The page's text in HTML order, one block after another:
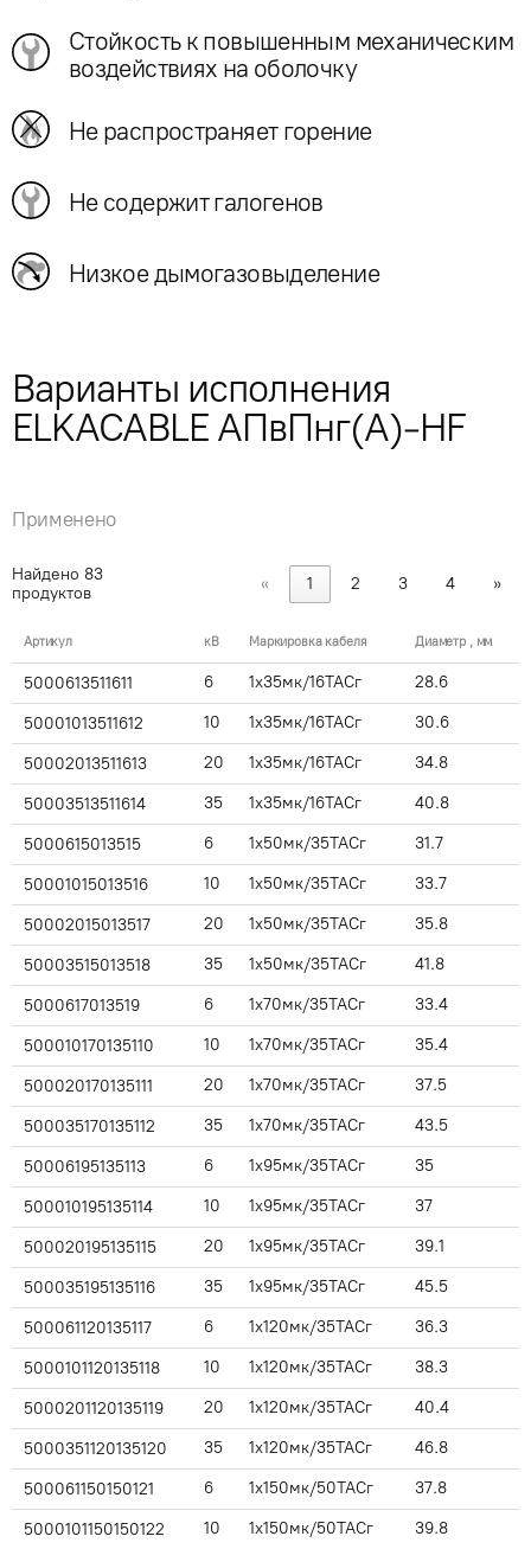
Стойкость к повышенным механическим
воздействиях на оболочку
Не распространяет горение
Не содержит галогенов
Низкое дымогазовыделение
Варианты исполнения
ELKACABLE АПвПнг(А)-HF
Применено
Найдено 83
продуктов
« 1 2 3 4 »
Артикул кВ Маркировка кабеля Диаметр , мм
5000613511611 6 1x35мк/16ТАСг 28.6
50001013511612 10 1x35мк/16ТАСг 30.6
50002013511613 20 1x35мк/16ТАСг 34.8
50003513511614 35 1x35мк/16ТАСг 40.8
5000615013515 6 1x50мк/35ТАСг 31.7
50001015013516 10 1x50мк/35ТАСг 33.7
50002015013517 20 1x50мк/35ТАСг 35.8
50003515013518 35 1x50мк/35ТАСг 41.8
5000617013519 6 1x70мк/35ТАСг 33.4
500010170135110 10 1x70мк/35ТАСг 35.4
500020170135111 20 1x70мк/35ТАСг 37.5
500035170135112 35 1x70мк/35ТАСг 43.5
50006195135113 6 1x95мк/35ТАСг 35
500010195135114 10 1x95мк/35ТАСг 37
500020195135115 20 1x95мк/35ТАСг 39.1
500035195135116 35 1x95мк/35ТАСг 45.5
500061120135117 6 1x120мк/35ТАСг 36.3
5000101120135118 10 1x120мк/35ТАСг 38.3
5000201120135119 20 1x120мк/35ТАСг 40.4
5000351120135120 35 1x120мк/35ТАСг 46.8
500061150150121 6 1x150мк/50ТАСг 37.8
5000101150150122 10 1x150мк/50ТАСг 39.8